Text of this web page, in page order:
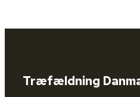
Træfældning